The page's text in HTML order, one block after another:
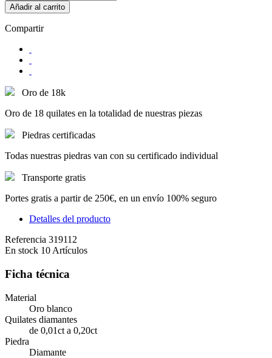
Añadir al carrito
Compartir
Oro de 18k
Oro de 18 quilates en la totalidad de nuestras piezas
Piedras certificadas
Todas nuestras piedras van con su certificado individual
Transporte gratis
Portes gratis a partir de 250€, en un envío 100% seguro
Detalles del producto
Referencia 319112
En stock 10 Artículos
Ficha técnica
Material
Oro blanco
Quilates diamantes
de 0,01ct a 0,20ct
Piedra
Diamante